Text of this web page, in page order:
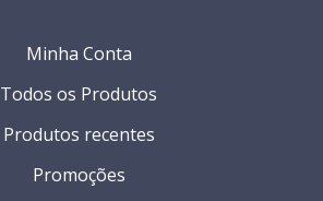
Minha Conta
Todos os Produtos
Produtos recentes
Promoções